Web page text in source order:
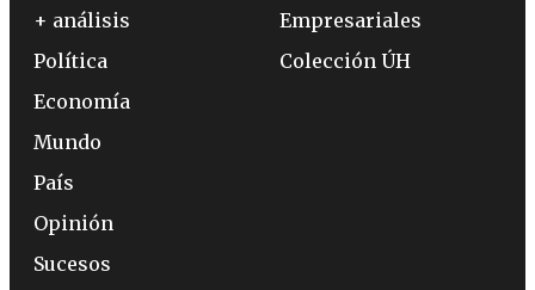
+ análisis
Política
Economía
Mundo
País
Opinión
Sucesos
Empresariales
Colección ÚH